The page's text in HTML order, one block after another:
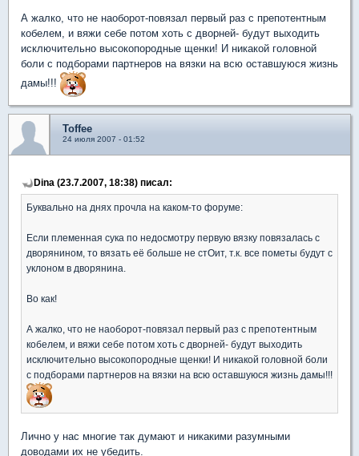
А жалко, что не наоборот-повязал первый раз с препотентным
кобелем, и вяжи себе потом хоть с дворней- будут выходить
исключительно высокопородные щенки! И никакой головной
боли с подборами партнеров на вязки на всю оставшуюся жизнь
дамы!!!
Toffee
24 июля 2007 - 01:52
Dina (23.7.2007, 18:38) писал:
Буквально на днях прочла на каком-то форуме:
Если племенная сука по недосмотру первую вязку повязалась с
дворянином, то вязать её больше не стОит, т.к. все пометы будут с
уклоном в дворянина.
Во как!
А жалко, что не наоборот-повязал первый раз с препотентным
кобелем, и вяжи себе потом хоть с дворней- будут выходить
исключительно высокопородные щенки! И никакой головной боли
с подборами партнеров на вязки на всю оставшуюся жизнь дамы!!!
Лично у нас многие так думают и никакими разумными
доводами их не убедить.